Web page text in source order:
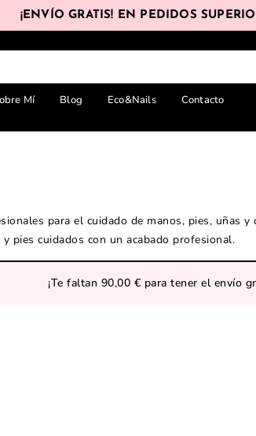
¡ENVÍO GRATIS! EN PEDIDOS
Mí Blog Eco&Nails Contacto
para el cuidado de manos, pies,
pies cuidados con un acabado profesional.
¡Te faltan 90,00 € para tener el envío